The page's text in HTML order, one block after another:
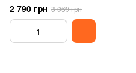
2 790 грн 3 069 грн